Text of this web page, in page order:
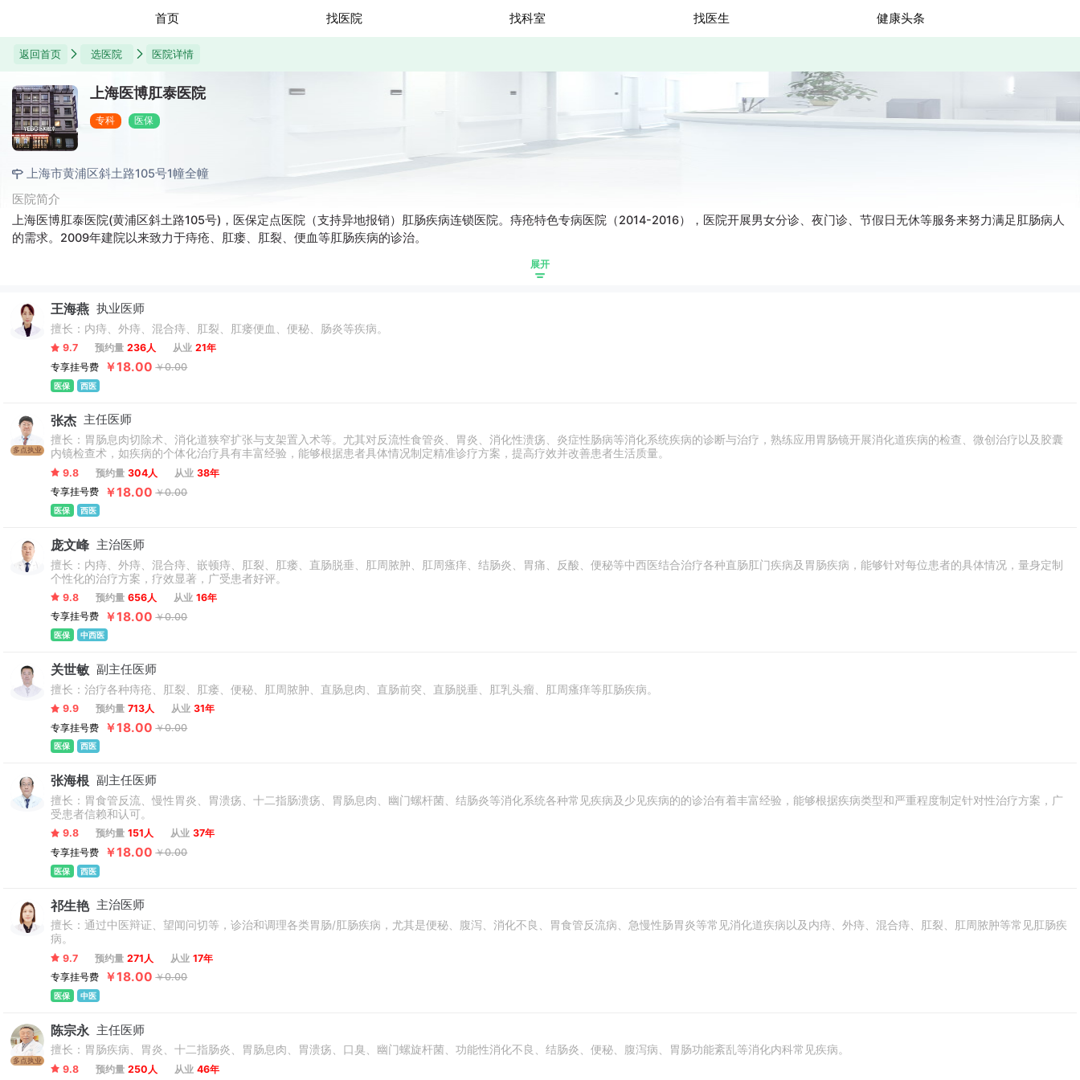
首页 找医院 找科室 找医生 健康头条
返回首页 选医院 医院详情
上海医博肛泰医院
专科 医保
上海市黄浦区斜土路105号1幢全幢
医院简介
上海医博肛泰医院(黄浦区斜土路105号)，医保定点医院（支持异地报销）肛肠疾病连锁医院。痔疮特色专病医院（2014-2016），医院开展男女分诊、夜门诊、节假日无休等服务来努力满足肛肠病人
的需求。2009年建院以来致力于痔疮、肛瘘、肛裂、便血等肛肠疾病的诊治。
展开
王海燕 执业医师
擅长：内痔、外痔、混合痔、肛裂、肛瘘便血、便秘、肠炎等疾病。
9.7 预约量 236人 从业 21年
专享挂号费
￥18.00 ￥0.00
医保 西医
多点执业
张杰 主任医师
擅长：胃肠息肉切除术、消化道狭窄扩张与支架置入术等。尤其对反流性食管炎、胃炎、消化性溃疡、炎症性肠病等消化系统疾病的诊断与治疗，熟练应用胃肠镜开展消化道疾病的检查、微创治疗以及胶囊
内镜检查术，如疾病的个体化治疗具有丰富经验，能够根据患者具体情况制定精准诊疗方案，提高疗效并改善患者生活质量。
9.8 预约量 304人 从业 38年
专享挂号费
￥18.00 ￥0.00
医保 西医
庞文峰 主治医师
擅长：内痔、外痔、混合痔、嵌顿痔、肛裂、肛瘘、直肠脱垂、肛周脓肿、肛周瘙痒、结肠炎、胃痛、反酸、便秘等中西医结合治疗各种直肠肛门疾病及胃肠疾病，能够针对每位患者的具体情况，量身定制
个性化的治疗方案，疗效显著，广受患者好评。
9.8 预约量 656人 从业 16年
专享挂号费
￥18.00 ￥0.00
医保 中西医
关世敏 副主任医师
擅长：治疗各种痔疮、肛裂、肛瘘、便秘、肛周脓肿、直肠息肉、直肠前突、直肠脱垂、肛乳头瘤、肛周瘙痒等肛肠疾病。
9.9 预约量 713人 从业 31年
专享挂号费
￥18.00 ￥0.00
医保 西医
张海根 副主任医师
擅长：胃食管反流、慢性胃炎、胃溃疡、十二指肠溃疡、胃肠息肉、幽门螺杆菌、结肠炎等消化系统各种常见疾病及少见疾病的的诊治有着丰富经验，能够根据疾病类型和严重程度制定针对性治疗方案，广
受患者信赖和认可。
9.8 预约量 151人 从业 37年
专享挂号费
￥18.00 ￥0.00
医保 西医
祁生艳 主治医师
擅长：通过中医辩证、望闻问切等，诊治和调理各类胃肠/肛肠疾病，尤其是便秘、腹泻、消化不良、胃食管反流病、急慢性肠胃炎等常见消化道疾病以及内痔、外痔、混合痔、肛裂、肛周脓肿等常见肛肠疾
病。
9.7 预约量 271人 从业 17年
专享挂号费
￥18.00 ￥0.00
医保 中医
多点执业
陈宗永 主任医师
擅长：胃肠疾病、胃炎、十二指肠炎、胃肠息肉、胃溃疡、口臭、幽门螺旋杆菌、功能性消化不良、结肠炎、便秘、腹泻病、胃肠功能紊乱等消化内科常见疾病。
9.8 预约量 250人 从业 46年